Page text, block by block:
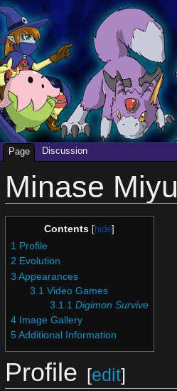
Minase
Contents
1 Profile
2 Evolution
3 Appearances
3.1 Video Games
3.1.1 Digimon Survive
4
Image Gallery
5 Additional Information
Profile [edit]
Page Discussion